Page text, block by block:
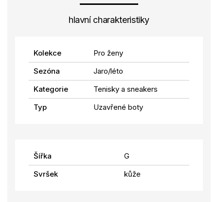
hlavní charakteristiky
Kolekce
Pro ženy
Sezóna
Jaro/léto
Kategorie
Tenisky a sneakers
Typ
Uzavřené boty
Šířka
G
Svršek
kůže